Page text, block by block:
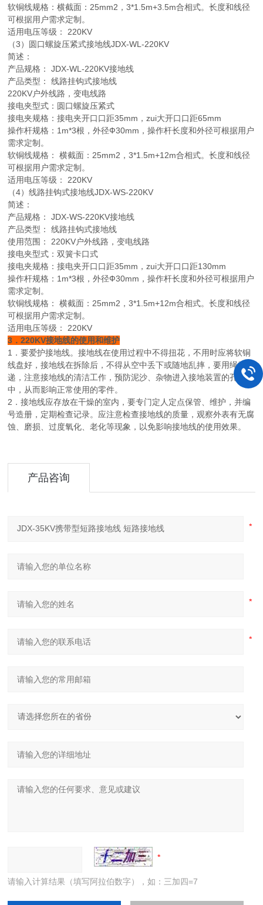
软铜线规格：横截面：25mm2，3*1.5m+3.5m合相式。长度和线径
可根据用户需求定制。
适用电压等级： 220KV
（3）圆口螺旋压紧式接地线JDX-WL-220KV
简述：
产品规格： JDX-WL-220KV接地线
产品类型： 线路挂钩式接地线
220KV户外线路，变电线路
接电夹型式：圆口螺旋压紧式
接电夹规格：接电夹开口口距35mm，zui大开口口距65mm
操作杆规格：1m*3根，外径Ф30mm，操作杆长度和外径可根据用户
需求定制。
软铜线规格： 横截面：25mm2，3*1.5m+12m合相式。长度和线径
可根据用户需求定制。
适用电压等级： 220KV
（4）线路挂钩式接地线JDX-WS-220KV
简述：
产品规格： JDX-WS-220KV接地线
产品类型： 线路挂钩式接地线
使用范围： 220KV户外线路，变电线路
接电夹型式：双簧卡口式
接电夹规格：接电夹开口口距35mm，zui大开口口距130mm
操作杆规格：1m*3根，外径Ф30mm，操作杆长度和外径可根据用户
需求定制。
软铜线规格： 横截面：25mm2，3*1.5m+12m合相式。长度和线径
可根据用户需求定制。
适用电压等级： 220KV
3．220KV接地线的使用和维护
1．要爱护接地线。接地线在使用过程中不得扭花，不用时应将软铜
线盘好，接地线在拆除后，不得从空中丢下或随地乱摔，要用绳索传
递，注意接地线的清洁工作，预防泥沙、杂物进入接地装置的孔隙之
中，从而影响正常使用的零件。
2．接地线应存放在干燥的室内，要专门定人定点保管、维护，并编
号造册，定期检查记录。应注意检查接地线的质量，观察外表有无腐
蚀、磨损、过度氧化、老化等现象，以免影响接地线的使用效果。
产品咨询
请输入计算结果（填写阿拉伯数字），如：三加四=7